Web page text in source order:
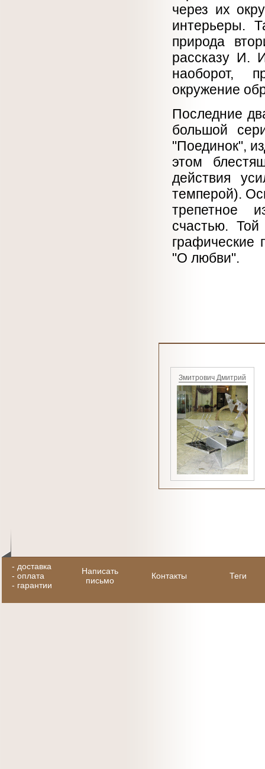
через их
интерьеры.
природа
рассказу И.
наоборот,
окружение
Последние
большой
"Поединок",
этом
действия
темперой).
трепетное
счастью.
графические
"О любви".
Змитрович Дмитрий
- доставка
- оплата
- гарантии
Написать
письмо
Контакты Теги